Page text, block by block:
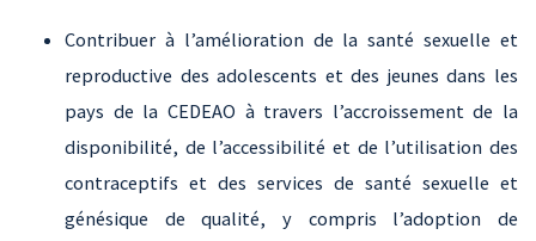
Contribuer à l’amélioration de la santé sexuelle et
reproductive des adolescents et des jeunes dans les
pays de la CEDEAO à travers l’accroissement de la
disponibilité, de l’accessibilité et de l’utilisation des
contraceptifs et des services de santé sexuelle et
génésique de qualité, y compris l’adoption de